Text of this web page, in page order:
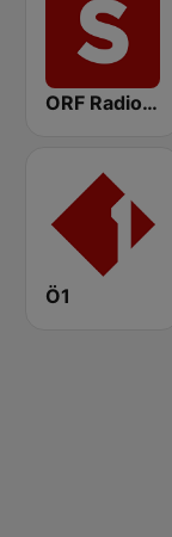
ORF Radio Salzburg
Ö1